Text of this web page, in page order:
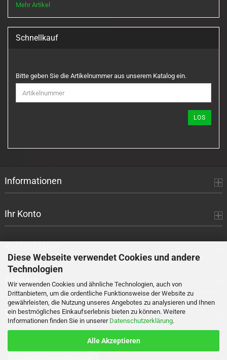
Diese Webseite verwendet Cookies und andere
Technologien
Wir verwenden Cookies und ähnliche Technologien, auch von
Drittanbietern, um die ordentliche Funktionsweise der Website zu
gewährleisten, die Nutzung unseres Angebotes zu analysieren und Ihnen
ein bestmögliches Einkaufserlebnis bieten zu können. Weitere
Informationen finden Sie in unserer Datenschutzerklärung.
Alle Akzeptieren
Mehr Artikel
Schnellkauf
BITTE
GEBEN
SIE
DIE
EIN.
Bitte geben Sie die Artikelnummer aus unserem Katalog ein.
LOS
Informationen
Ihr Konto
Zahlung
Versand